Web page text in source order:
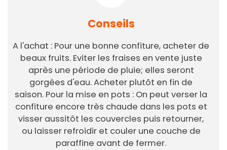
Conseils
A l'achat : Pour une bonne confiture, acheter de
beaux fruits. Eviter les fraises en vente juste
après une période de pluie; elles seront
gorgées d'eau. Acheter plutôt en fin de
saison. Pour la mise en pots : On peut verser la
confiture encore très chaude dans les pots et
visser aussitôt les couvercles puis retourner,
ou laisser refroidir et couler une couche de
paraffine avant de fermer.